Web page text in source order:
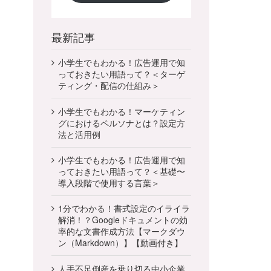
最新記事
小学生でもわかる！広告運用で知
っておきたい用語って？＜ターゲ
ティング・配信の仕組み＞
小学生でもわかる！マーケティン
グにおけるペルソナとは？設定方
法と活用例
小学生でもわかる！広告運用で知
っておきたい用語って？＜基礎〜
導入段階で使用する言葉＞
1分でわかる！書式設定のイライラ
解消！？Googleドキュメントの効
率的な文書作成方法【マークダウ
ン（Markdown）】【動画付き】
人手不足倒産を乗り切る中小企業